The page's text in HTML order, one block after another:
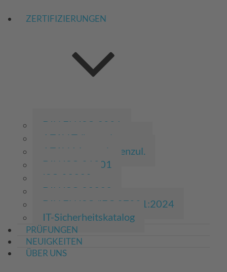
ZERTIFIZIERUNGEN
DIN EN ISO 9001
AZAV-Trägerzulassung
AZAV-Massnahmenzul.
DIN ISO 21001
ISO 29992
DIN ISO 29993
DIN EN ISO/IEC 27001:2024
IT-Sicherheitskatalog
PRÜFUNGEN
NEUIGKEITEN
ÜBER UNS